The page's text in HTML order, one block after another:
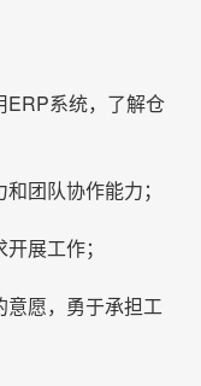
ERP系统，了解仓
团队协作能力；
展工作；
意愿，勇于承担工